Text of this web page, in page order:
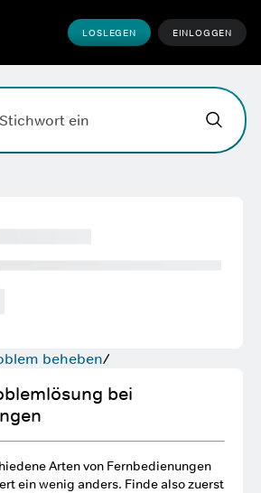
LOSLEGEN EINLOGGEN
Hallo, wobei
beheben
bei
Arten von Fernbedienungen
ein wenig anders. Finde also zuerst